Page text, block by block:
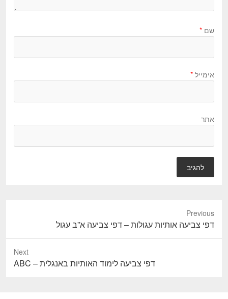
שם *
אימייל *
אתר
Previous
P
r
דפי צביעה אותיות עגולות – דפי צביעה א”ב עגול
Next
דפי צביעה לימוד האותיות באנגלית – ABC